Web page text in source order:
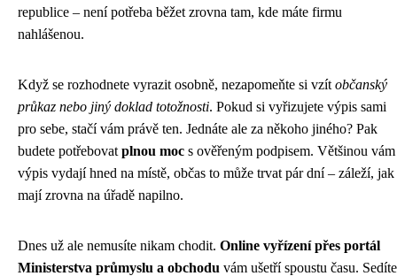
republice – není potřeba běžet zrovna tam, kde máte firmu
nahlášenou.
Když se rozhodnete vyrazit osobně, nezapomeňte si vzít občanský
průkaz nebo jiný doklad totožnosti. Pokud si vyřizujete výpis sami
pro sebe, stačí vám právě ten. Jednáte ale za někoho jiného? Pak
budete potřebovat plnou moc s ověřeným podpisem. Většinou vám
výpis vydají hned na místě, občas to může trvat pár dní – záleží, jak
mají zrovna na úřadě napilno.
Dnes už ale nemusíte nikam chodit. Online vyřízení přes portál
Ministerstva průmyslu a obchodu vám ušetří spoustu času. Sedíte